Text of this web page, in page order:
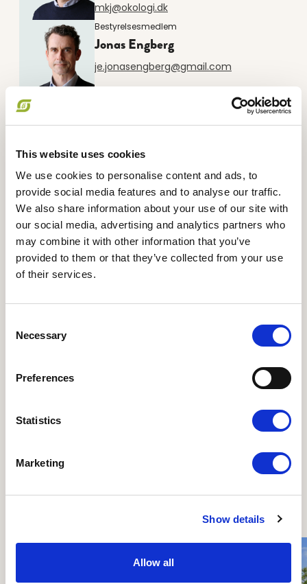
This website uses cookies
We use cookies to personalise content and ads, to
provide social media features and to analyse our traffic.
We also share information about your use of our site with
our social media, advertising and analytics partners who
may combine it with other information that you’ve
provided to them or that they’ve collected from your use
of their services.
Selection
Necessary
Preferences
Statistics
Marketing
Show details
Allow all
mkj@okologi.dk
Bestyrelsesmedlem
Jonas Engberg
je.jonasengberg@gmail.com
Markus Pallesen Schaumburg-
pallemarkus@gmail.com
Bestyrelsesmedlem
Richard de Visser
rdv@hortiadvice.dk
Bestyrelsesmedlem
Måske du også kunne
være interesseret i...
Læs mere om Repræsentantskabet Læs